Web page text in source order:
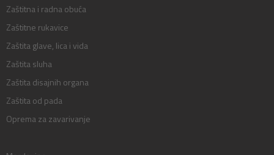
Zaštitna i radna obuća
Zaštitne rukavice
Zaštita glave, lica i vida
Zaštita sluha
Zaštita disajnih organa
Zaštita od pada
Oprema za zavarivanje